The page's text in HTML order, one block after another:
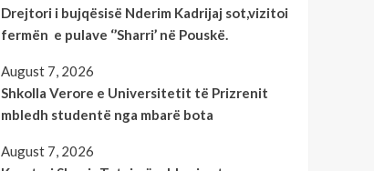
Drejtori i bujqësisë Nderim Kadrijaj sot,vizitoi
fermën e pulave ‘’Sharri’ në Pouskë.
August 7, 2026
Shkolla Verore e Universitetit të Prizrenit
mbledh studentë nga mbarë bota
August 7, 2026